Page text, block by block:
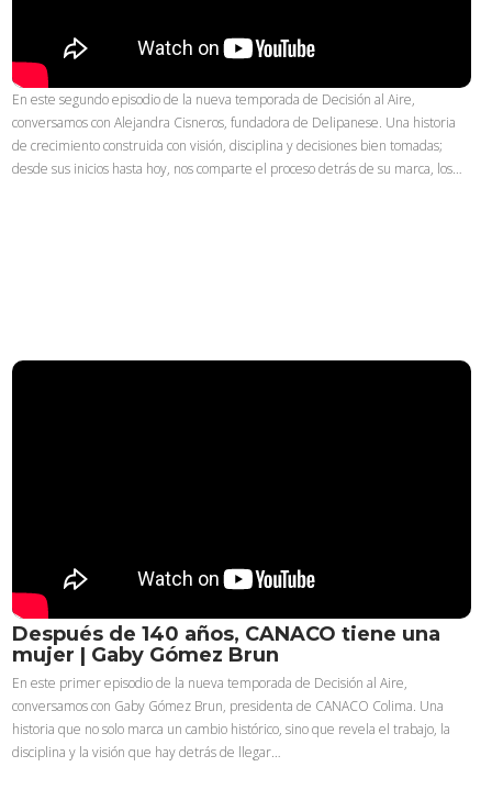
En este segundo episodio de la nueva temporada de Decisión al Aire,
conversamos con Alejandra Cisneros, fundadora de Delipanese. Una historia
de crecimiento construida con visión, disciplina y decisiones bien tomadas;
desde sus inicios hasta hoy, nos comparte el proceso detrás de su marca, los…
Después de 140 años, CANACO tiene una
mujer | Gaby Gómez Brun
En este primer episodio de la nueva temporada de Decisión al Aire,
conversamos con Gaby Gómez Brun, presidenta de CANACO Colima. Una
historia que no solo marca un cambio histórico, sino que revela el trabajo, la
disciplina y la visión que hay detrás de llegar…